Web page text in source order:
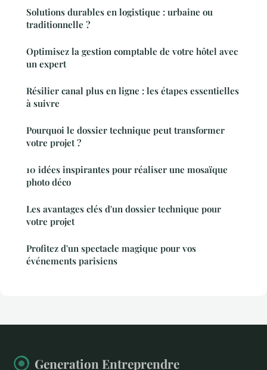
Solutions durables en logistique : urbaine ou
traditionnelle ?
Optimisez la gestion comptable de votre hôtel avec
un expert
Résilier canal plus en ligne : les étapes essentielles
à suivre
Pourquoi le dossier technique peut transformer
votre projet ?
10 idées inspirantes pour réaliser une mosaïque
photo déco
Les avantages clés d'un dossier technique pour
votre projet
Profitez d'un spectacle magique pour vos
événements parisiens
Generation Entreprendre